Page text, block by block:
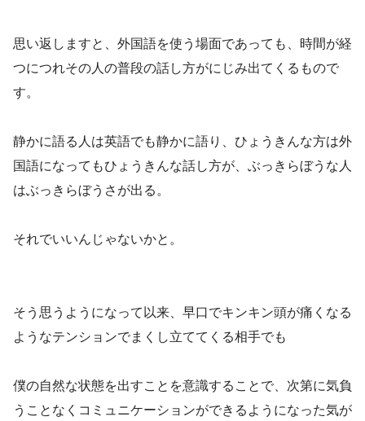
思い返しますと、外国語を使う場面であっても、時間が経
つにつれその人の普段の話し方がにじみ出てくるもので
す。
静かに語る人は英語でも静かに語り、ひょうきんな方は外
国語になってもひょうきんな話し方が、ぶっきらぼうな人
はぶっきらぼうさが出る。
それでいいんじゃないかと。
そう思うようになって以来、早口でキンキン頭が痛くなる
ようなテンションでまくし立ててくる相手でも
僕の自然な状態を出すことを意識することで、次第に気負
うことなくコミュニケーションができるようになった気が